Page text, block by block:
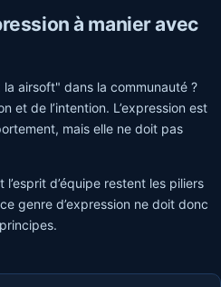
à manier avec
airsoft" dans la communauté ?
et de l’intention. L’expression est
mais elle ne doit pas
d’équipe restent les piliers
genre d’expression ne doit donc